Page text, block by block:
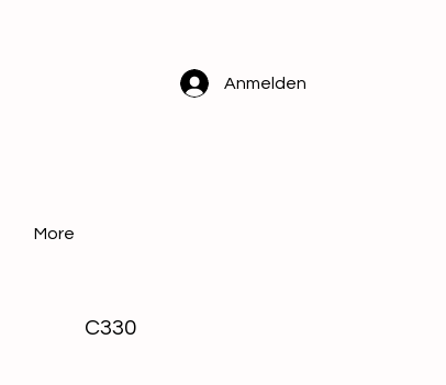
Anmelden
More
C330